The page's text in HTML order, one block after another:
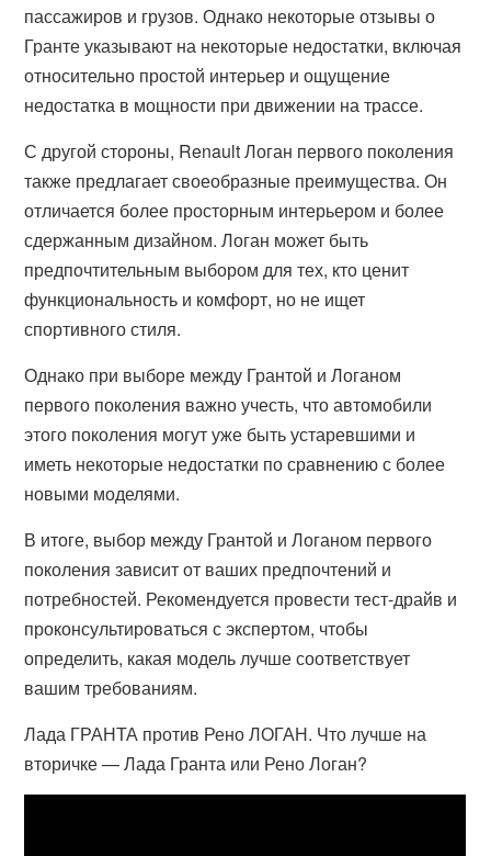
пассажиров и грузов. Однако некоторые отзывы о
Гранте указывают на некоторые недостатки, включая
относительно простой интерьер и ощущение
недостатка в мощности при движении на трассе.
С другой стороны, Renault Логан первого поколения
также предлагает своеобразные преимущества. Он
отличается более просторным интерьером и более
сдержанным дизайном. Логан может быть
предпочтительным выбором для тех, кто ценит
функциональность и комфорт, но не ищет
спортивного стиля.
Однако при выборе между Грантой и Логаном
первого поколения важно учесть, что автомобили
этого поколения могут уже быть устаревшими и
иметь некоторые недостатки по сравнению с более
новыми моделями.
В итоге, выбор между Грантой и Логаном первого
поколения зависит от ваших предпочтений и
потребностей. Рекомендуется провести тест-драйв и
проконсультироваться с экспертом, чтобы
определить, какая модель лучше соответствует
вашим требованиям.
Лада ГРАНТА против Рено ЛОГАН. Что лучше на
вторичке — Лада Гранта или Рено Логан?